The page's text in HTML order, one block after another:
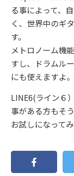
る事によって、
く、世界中のギ
す。
メトロノーム機
すし、ドラムル
にも使えますよ。
LINE6(ライン６
事がある方もそ
お試しになって